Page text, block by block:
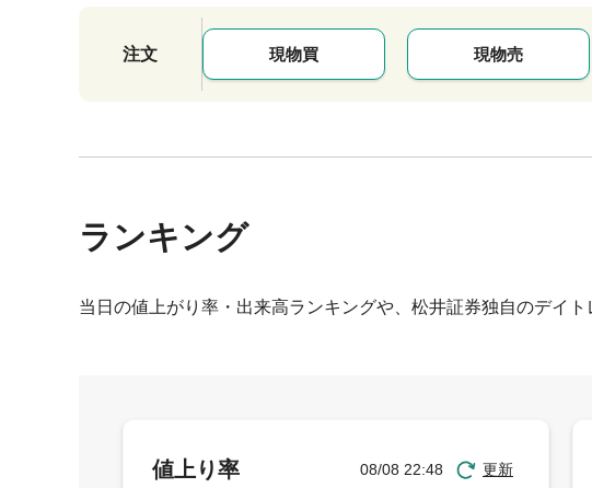
注文 現物買 現物売
ランキング
当日の値上がり率・出来高ランキングや、松井証券独自のデイ